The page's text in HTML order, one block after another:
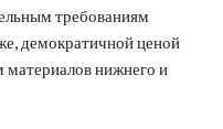
требованиям
демократичной ценой
нижнего и